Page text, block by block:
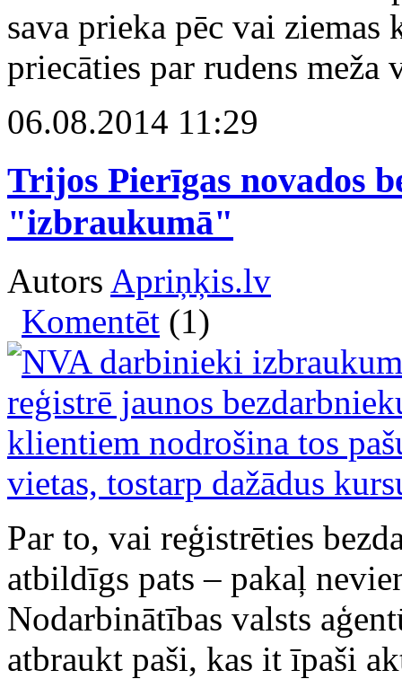
sava prieka pēc vai
priecāties par rudens meža
06.08.2014 11:29
Trijos Pierīgas novados
"izbraukumā"
Autors Apriņķis.lv
Komentēt (1)
Par to, vai reģistrēties
atbildīgs pats – pakaļ
Nodarbinātības valsts
atbraukt paši, kas it īpaši